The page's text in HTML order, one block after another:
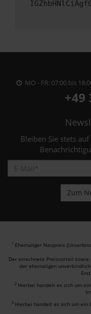
MO - FR: 07:00 bis
+49
Bleiben Sie stets
1 Ehemaliger Neupreis
Der errechnete Preisvorteil sowie
der ehemaligen
2 Hierbei handelt es sich um
3 Hierbei handelt es sich um ein